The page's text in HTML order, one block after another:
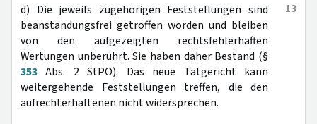
13
d) Die jeweils zugehörigen Feststellungen sind
beanstandungsfrei getroffen worden und bleiben
von den aufgezeigten rechtsfehlerhaften
Wertungen unberührt. Sie haben daher Bestand (§
353 Abs. 2 StPO). Das neue Tatgericht kann
weitergehende Feststellungen treffen, die den
aufrechterhaltenen nicht widersprechen.